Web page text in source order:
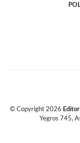
© Copyright 2026
Yegros 745,